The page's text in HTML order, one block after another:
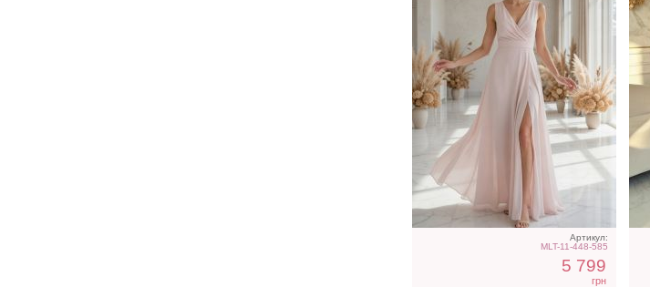
Артикул:
MLT-11-448-585
5 799
грн
Элегантное вечернее
платье в черном цвете